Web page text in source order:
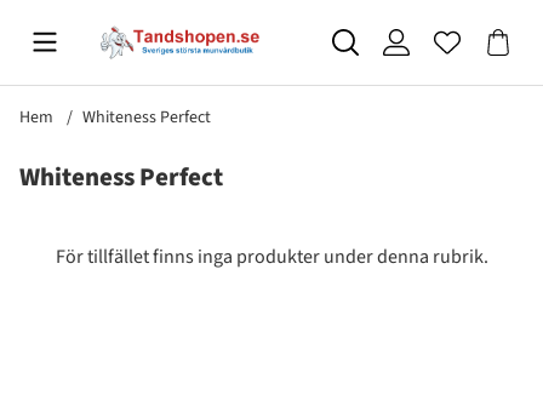
Hem Whiteness Perfect
Whiteness Perfect
Produkter
För tillfället finns inga produkter under denna rubrik.